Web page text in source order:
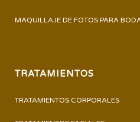
MAQUILLAJE DE FOTOS PARA
TRATAMIENTOS
TRATAMIENTOS CORPORALES